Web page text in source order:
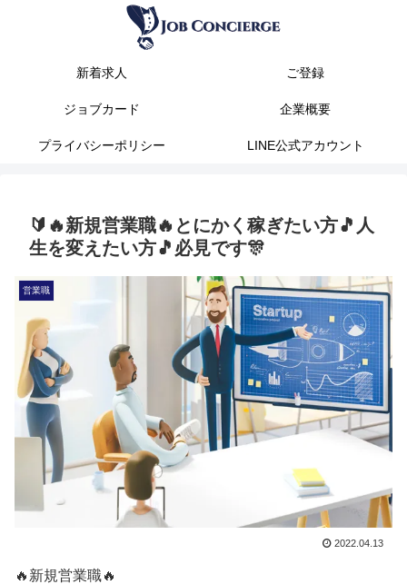
新着求人 ご登録
ジョブカード 企業概要
プライバシーポリシー LINE公式アカウント
🔰🔥新規営業職🔥とにかく稼ぎたい方🎵人
生を変えたい方🎵必見です🎊
営業職
2022.04.13
🔥新規営業職🔥